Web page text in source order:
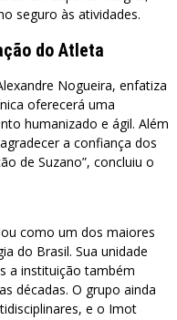
seguro às atividades.
do Atleta
Nogueira, enfatiza
oferecerá uma
humanizado e ágil. Além
a confiança dos
de Suzano”, concluiu o
como um dos maiores
do Brasil. Sua unidade
a instituição também
décadas. O grupo ainda
e o Imot